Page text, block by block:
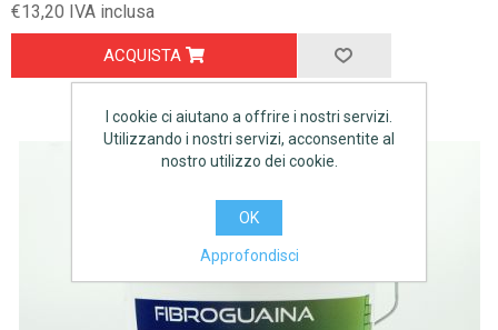
€13,20 IVA inclusa
ACQUISTA
I cookie ci aiutano a offrire i nostri servizi.
Utilizzando i nostri servizi, acconsentite al
nostro utilizzo dei cookie.
OK
Approfondisci